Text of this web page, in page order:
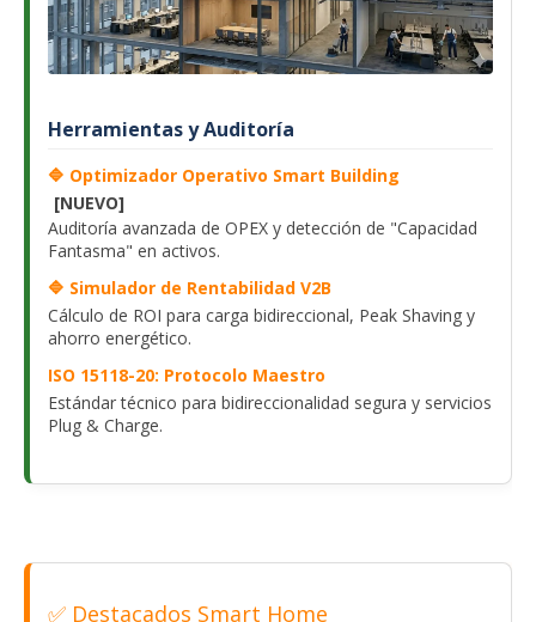
Herramientas y Auditoría
🔷 Optimizador Operativo Smart Building
[NUEVO]
Auditoría avanzada de OPEX y detección de "Capacidad
Fantasma" en activos.
🔷 Simulador de Rentabilidad V2B
Cálculo de ROI para carga bidireccional, Peak Shaving y
ahorro energético.
ISO 15118-20: Protocolo Maestro
Estándar técnico para bidireccionalidad segura y servicios
Plug & Charge.
✅ Destacados Smart Home